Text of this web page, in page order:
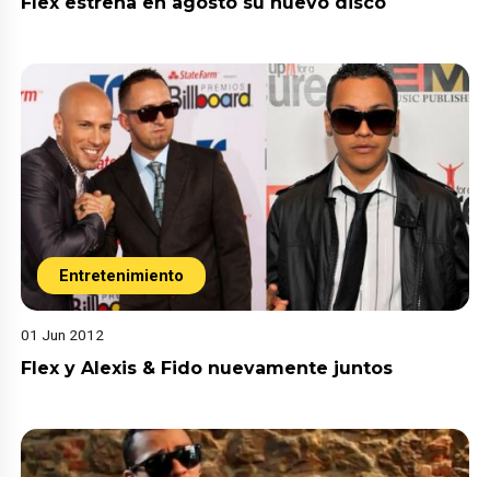
Entretenimiento
01 Jun 2012
Flex y Alexis & Fido nuevamente juntos